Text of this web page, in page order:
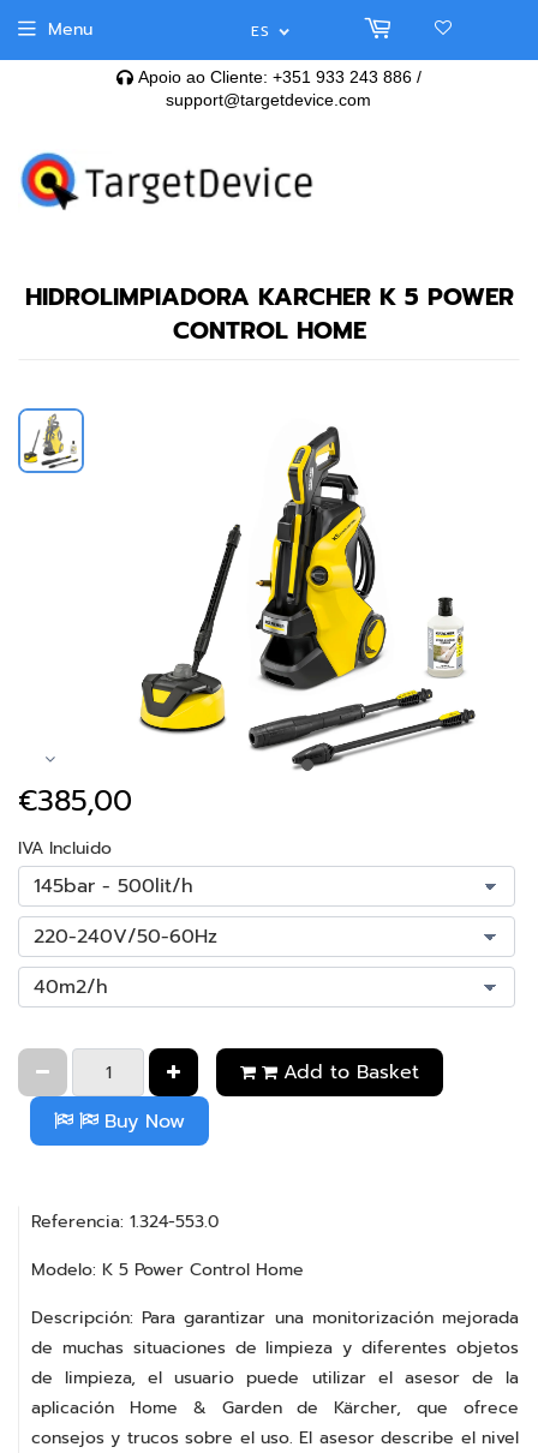
Apoio ao Cliente: +351 933 243 886 /
support@targetdevice.com
ES
Menu
HIDROLIMPIADORA KARCHER K 5 POWER
CONTROL HOME
€385,00
IVA Incluido
Add to Basket
Buy Now
Referencia: 1.324-553.0
Modelo: K 5 Power Control Home
Descripción: Para garantizar una monitorización mejorada
de muchas situaciones de limpieza y diferentes objetos
de limpieza, el usuario puede utilizar el asesor de la
aplicación Home & Garden de Kärcher, que ofrece
consejos y trucos sobre el uso. El asesor describe el nivel